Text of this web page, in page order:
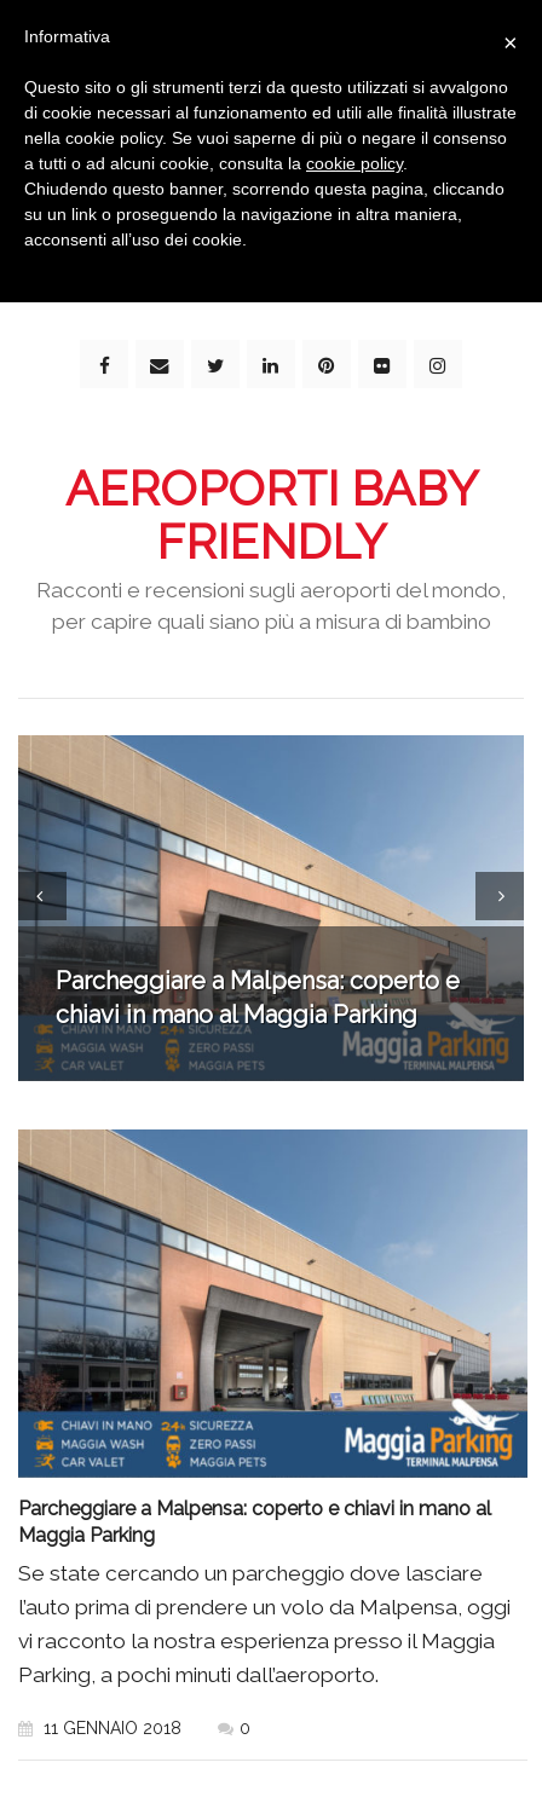
bimbi e viaggi - family travel blog: community #1 in
AEROPORTI BABY
FRIENDLY
Racconti e recensioni sugli aeroporti del mondo,
per capire quali siano più a misura di bambino
Aeroporti baby friendly: tanti servizi a
Fiumicino, Roma
Parcheggiare a Malpensa: coperto e chiavi in mano al
Maggia Parking
Se state cercando un parcheggio dove lasciare
l’auto prima di prendere un volo da Malpensa, oggi
vi racconto la nostra esperienza presso il Maggia
Parking, a pochi minuti dall’aeroporto.
11 GENNAIO 2018 0
×
Informativa
Questo sito o gli strumenti terzi da questo utilizzati si avvalgono
di cookie necessari al funzionamento ed utili alle finalità illustrate
nella cookie policy. Se vuoi saperne di più o negare il consenso
a tutti o ad alcuni cookie, consulta la cookie policy.
Chiudendo questo banner, scorrendo questa pagina, cliccando
su un link o proseguendo la navigazione in altra maniera,
acconsenti all’uso dei cookie.